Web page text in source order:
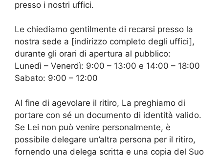
presso i nostri uffici.
Le chiediamo gentilmente di recarsi presso la
nostra sede a [indirizzo completo degli uffici],
durante gli orari di apertura al pubblico:
Lunedì – Venerdì: 9:00 – 13:00 e 14:00 – 18:00
Sabato: 9:00 – 12:00
Al fine di agevolare il ritiro, La preghiamo di
portare con sé un documento di identità valido.
Se Lei non può venire personalmente, è
possibile delegare un’altra persona per il ritiro,
fornendo una delega scritta e una copia del Suo